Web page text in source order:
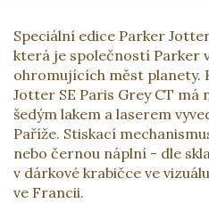
Speciální edice Parker
která je společností Parker
ohromujících měst planety.
Jotter SE Paris Grey CT
šedým lakem a laserem
Paříže. Stiskací
nebo černou náplní - dle
v dárkové krabičce ve
ve Francii.